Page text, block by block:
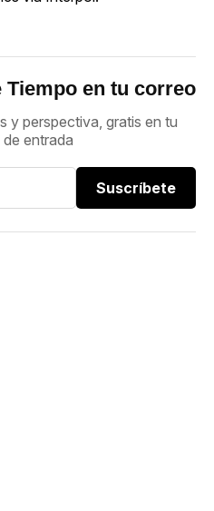
en tu correo
y perspectiva, gratis en tu
entrada
Suscríbete